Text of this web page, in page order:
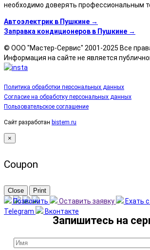
необходимо доверять профессиональным
Автоэлектрик в Пушкине →
Заправка кондиционеров в Пушкине →
© ООО "Мастер-Сервис" 2001-2025 Все
Информация на сайте не является
Политика обработки персональных данных
Согласие на обработку персональных данных
Пользовательское соглашение
Сайт разработан bistem.ru
×
Coupon
Close Print
Позвонить Оставить заявку
Ехать
Telegram
Вконтакте